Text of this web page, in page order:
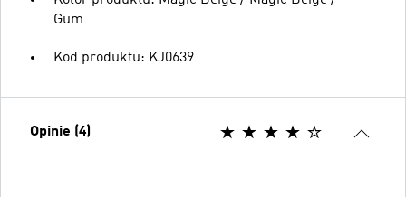
Gum
Kod produktu: KJ0639
Opinie (4)